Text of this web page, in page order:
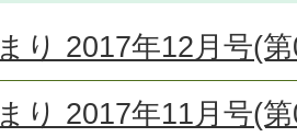
り 2017年12月号(
り 2017年11月号(